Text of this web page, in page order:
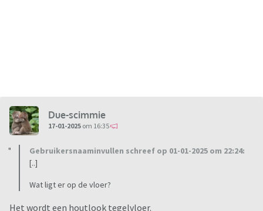
Due-scimmie
17-01-2025 om 16:35
Gebruikersnaaminvullen schreef op 01-01-2025 om 22:24:
[..]
Wat ligt er op de vloer?
Het wordt een houtlook tegelvloer.